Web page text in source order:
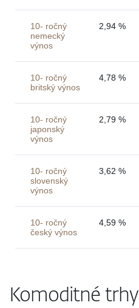
10- ročný
nemecký
výnos
2,94 %
10- ročný
britský výnos
4,78 %
10- ročný
japonský
výnos
2,79 %
10- ročný
slovenský
výnos
3,62 %
10- ročný
český výnos
4,59 %
Komoditné trhy